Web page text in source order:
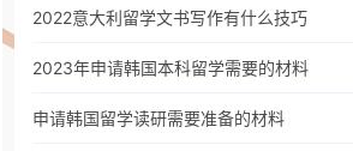
2022意大利留学文书写作有什么技巧
2023年申请韩国本科留学需要的材料
申请韩国留学读研需要准备的材料